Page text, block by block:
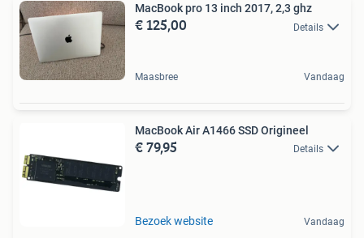
MacBook pro 13 inch 2017, 2,3 ghz
€ 125,00 Details
Maasbree Vandaag
MacBook Air A1466 SSD Origineel
€ 79,95 Details
Bezoek website Vandaag